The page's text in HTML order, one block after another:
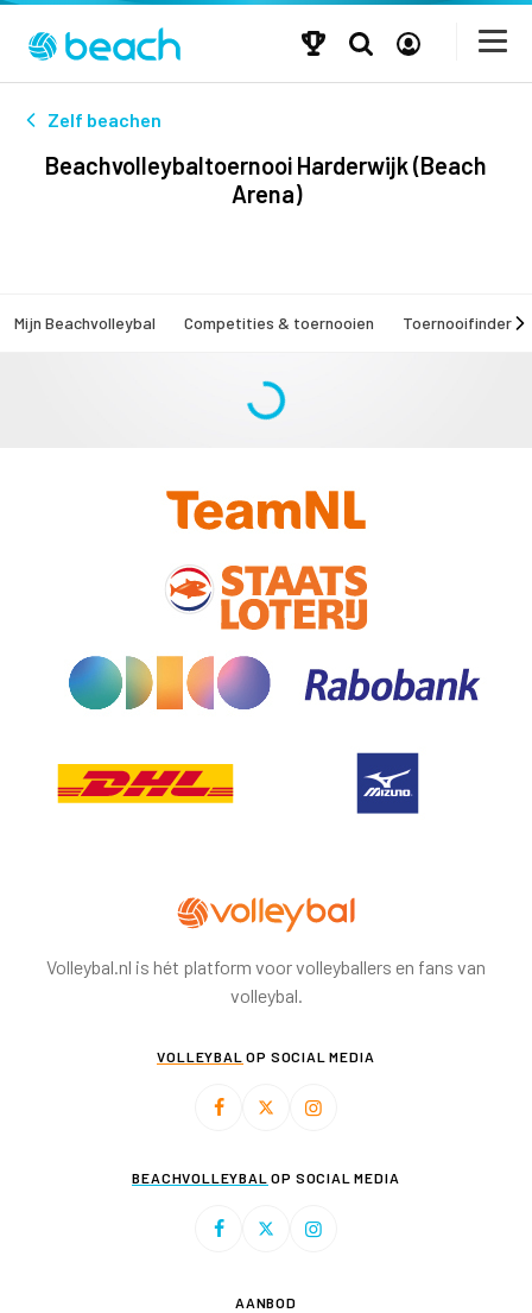
Zelf beachen
Beachvolleybaltoernooi Harderwijk (Beach
Arena)
Mijn Beachvolleybal Competities & toernooien Toernooifinder
Volleybal.nl is hét platform voor volleyballers en fans van
volleybal.
VOLLEYBAL OP SOCIAL MEDIA
BEACHVOLLEYBAL OP SOCIAL MEDIA
AANBOD